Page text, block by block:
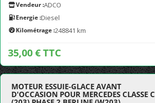
Vendeur :ADCO
Energie :Diesel
Kilométrage :248841 km
35,00 € TTC
MOTEUR ESSUIE-GLACE AVANT
D'OCCASION POUR MERCEDES CLASSE C